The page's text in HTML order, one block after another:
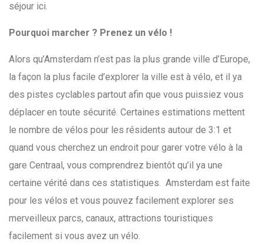
séjour ici.
Pourquoi marcher ? Prenez un vélo !
Alors qu’Amsterdam n’est pas la plus grande ville d’Europe,
la façon la plus facile d’explorer la ville est à vélo, et il ya
des pistes cyclables partout afin que vous puissiez vous
déplacer en toute sécurité. Certaines estimations mettent
le nombre de vélos pour les résidents autour de 3:1 et
quand vous cherchez un endroit pour garer votre vélo à la
gare Centraal, vous comprendrez bientôt qu’il ya une
certaine vérité dans ces statistiques. Amsterdam est faite
pour les vélos et vous pouvez facilement explorer ses
merveilleux parcs, canaux, attractions touristiques
facilement si vous avez un vélo.